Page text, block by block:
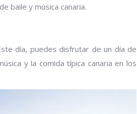
baile y música canaria.
día, puedes disfrutar de un día de
y la comida típica canaria en los